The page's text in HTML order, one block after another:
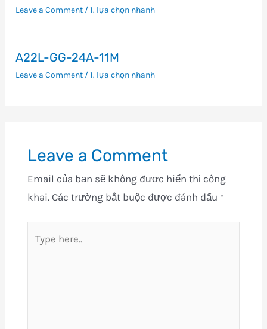
Leave a Comment /1. lựa chọn nhanh
A22L-GG-24A-11M
Leave a Comment /1. lựa chọn nhanh
Leave a Comment
Email của bạn sẽ không được hiển thị công
khai. Các trường bắt buộc được đánh dấu *
here..